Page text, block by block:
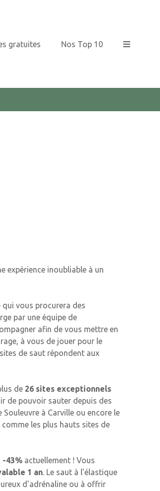
gratuites Nos Top 10
expérience inoubliable à un
vous procurera des
par une équipe de
afin de vous mettre en
à vous de jouer pour le
de saut répondent aux
de 26 sites exceptionnels
de pouvoir sauter depuis des
à Carville ou encore le
les plus hauts sites de
-43% actuellement ! Vous
1 an. Le saut à l’élastique
d’adrénaline ou à offrir